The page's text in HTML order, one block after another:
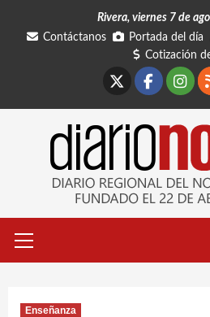
Rivera, viernes 7 de
Contáctanos
Portada del día
Cotización
primario
Enseñanza